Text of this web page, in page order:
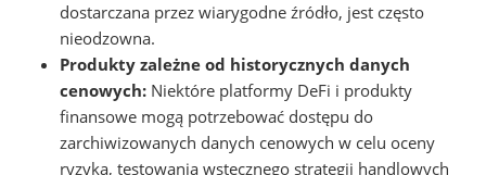
dostarczana przez wiarygodne źródło, jest często
nieodzowna.
Produkty zależne od historycznych danych
cenowych: Niektóre platformy DeFi i produkty
finansowe mogą potrzebować dostępu do
zarchiwizowanych danych cenowych w celu oceny
ryzyka, testowania wstecznego strategii handlowych